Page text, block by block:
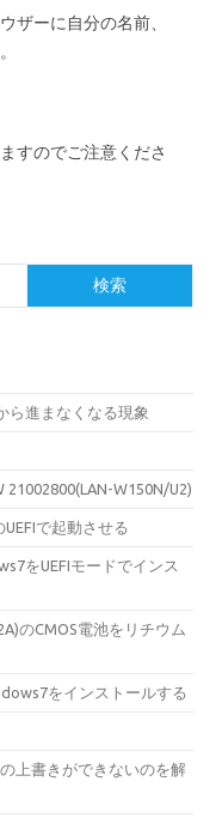
ザーに自分の名前、
すのでご注意くださ
検索
ら進まなくなる現象
W150N/U2)
で起動させる
をUEFIモードでインス
のCMOS電池をリチウム
をインストールする
上書きができないのを解